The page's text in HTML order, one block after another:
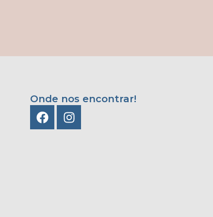
Onde nos encontrar!